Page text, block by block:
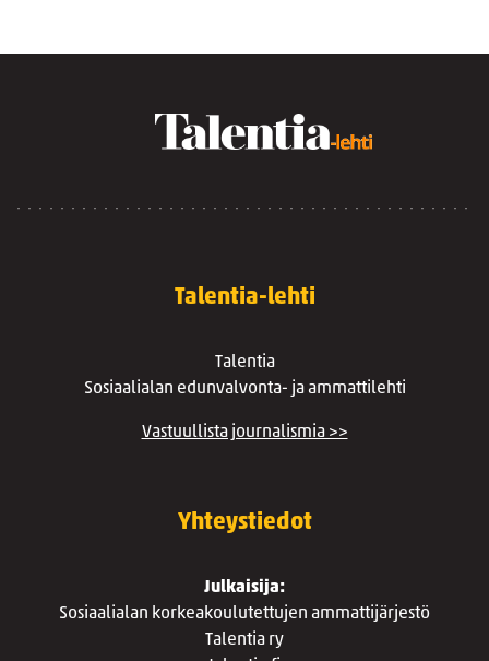
Talentia-lehti
Talentia
Sosiaalialan edunvalvonta- ja ammattilehti
Vastuullista journalismia >>
Yhteystiedot
Julkaisija:
Sosiaalialan korkeakoulutettujen ammattijärjestö
Talentia ry